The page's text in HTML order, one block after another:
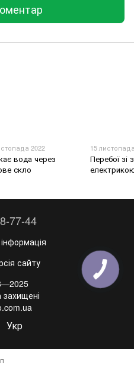
2022
вода через
скло
15
Перебої зі
77-44
сайту
захищені
Укр